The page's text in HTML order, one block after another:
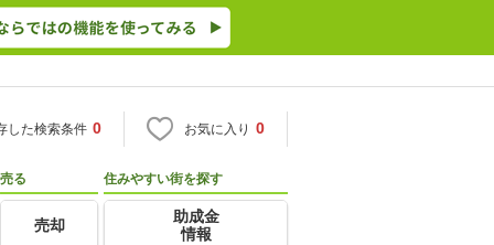
した検索条件 0 お気に入り 0
売る
売却
住みやすい街を探す
助成金
情報